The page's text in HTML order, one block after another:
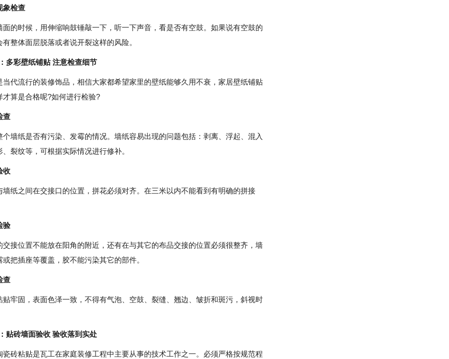
象检查
时候，用伸缩响鼓锤敲一下，听一下声音，看是否有空鼓。如果说有空鼓的
整体面层脱落或者说开裂这样的风险。
彩壁纸铺贴 注意检查细节
流行的装修饰品，相信大家都希望家里的壁纸能够久用不衰，家居壁纸铺贴
才算是合格呢?如何进行检验?
查
纸是否有污染、发霉的情况。墙纸容易出现的问题包括：剥离、浮起、混入
、裂纹等，可根据实际情况进行修补。
收
之间在交接口的位置，拼花必须对齐。在三米以内不能看到有明确的拼接
验
位置不能放在阳角的附近，还有在与其它的布品交接的位置必须很整齐，墙
或把插座等覆盖，胶不能污染其它的部件。
查
固，表面色泽一致，不得有气泡、空鼓、裂缝、翘边、皱折和斑污，斜视时
砖墙面验收 验收落到实处
粘贴是瓦工在家庭装修工程中主要从事的技术工作之一。必须严格按规范程